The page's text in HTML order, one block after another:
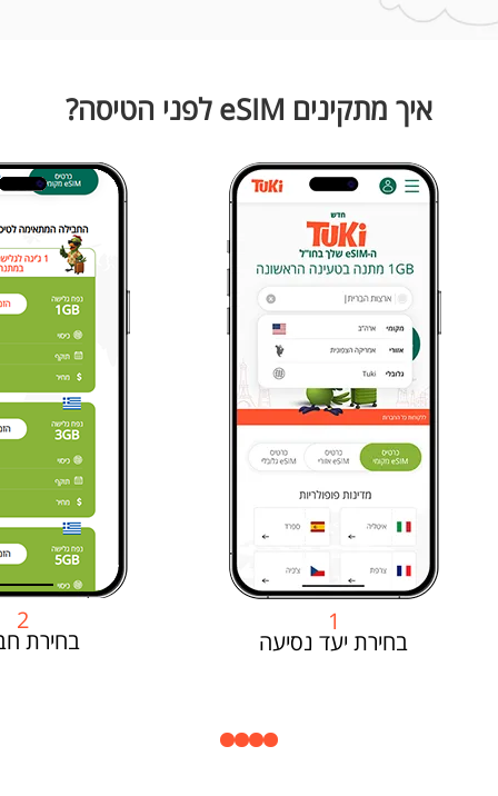
איך מתקינים eSIM לפני הטיסה?
1
בחירת יעד נסיעה
2
בחירת